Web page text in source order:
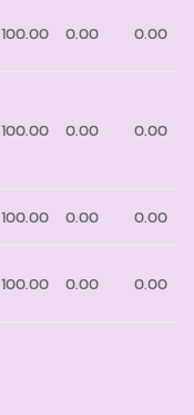
100.00 0.00 0.00
100.00 0.00 0.00
100.00 0.00
0.00
100.00 0.00 0.00